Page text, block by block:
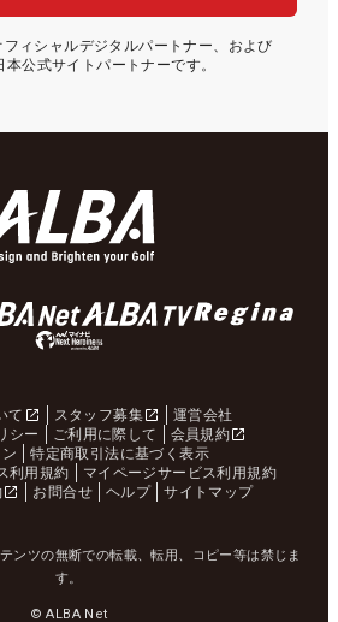
ィシャルデジタルパートナー、および
本公式サイトパートナーです。
て スタッフ募集
運営会社
シー
ご利用に際して
会員規約
特定商取引法に基づく表示
利用規約
マイページサービス利用規約
お問合せ ヘルプ サイトマップ
ンツの無断での転載、転用、コピー等は禁じま
す。
© ALBA Net